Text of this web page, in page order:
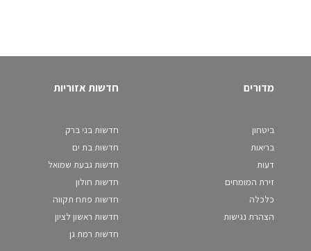
מדורים
ביטחון
בריאות
דעות
זירת המומחים
כלכלה
הצהרת נגישות
חדשות אזוריות
חדשות בני ברק
חדשות בת ים
חדשות גבעת שמואל
חדשות חולון
חדשות פתח תקווה
חדשות ראשון לציון
חדשות רמת גן